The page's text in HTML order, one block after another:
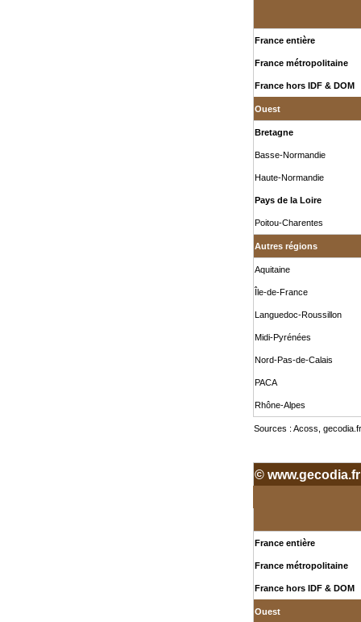
France entière
France métropolitaine
France hors IDF & DOM
Ouest
Bretagne
Basse-Normandie
Haute-Normandie
Pays de la Loire
Poitou-Charentes
Autres régions
Aquitaine
Île-de-France
Languedoc-Roussillon
Midi-Pyrénées
Nord-Pas-de-Calais
PACA
Rhône-Alpes
Sources : Acoss,
© www.gecodia.fr
France entière
France métropolitaine
France hors IDF & DOM
Ouest